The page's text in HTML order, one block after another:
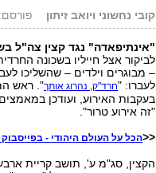
קובי נחשוני ויואב זיתון פורסם: 24.04.15, 14:58
"אינתיפאדה" נגד קצין צה"ל
לביקור אצל חייליו בשכונה
– מבוגרים וילדים – שהשליכו
לעברו: "חרד"ק, נהרוג אותך". ראש
בעקבות האירוע, ועודכן
"זה אירוע טרור".
<<הכל על העולם היהודי -
הקצין, סג"מ ע', תושב קריית